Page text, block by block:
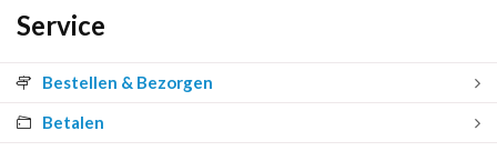
Service
Bestellen & Bezorgen
Betalen